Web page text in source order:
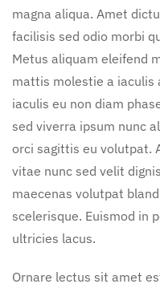
magna aliqua. Amet
facilisis sed odio morbi
Metus aliquam eleifend
mattis molestie a iaculis
iaculis eu non diam
sed viverra ipsum nunc
orci sagittis eu volutpat.
vitae nunc sed velit
maecenas volutpat
scelerisque. Euismod in
ultricies lacus.
Ornare lectus sit amet